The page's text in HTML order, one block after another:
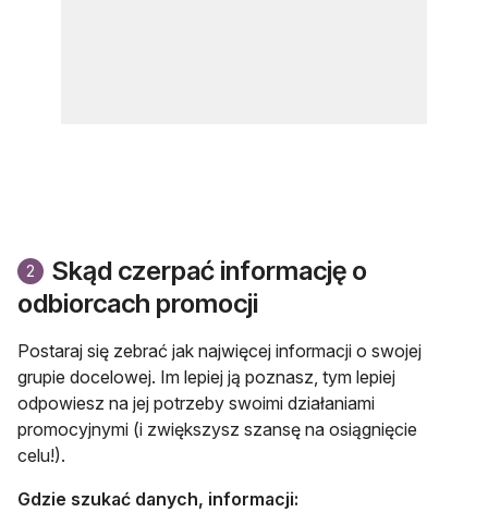
2
Skąd czerpać informację o
odbiorcach promocji
Postaraj się zebrać jak najwięcej informacji o swojej
grupie docelowej. Im lepiej ją poznasz, tym lepiej
odpowiesz na jej potrzeby swoimi działaniami
promocyjnymi (i zwiększysz szansę na osiągnięcie
celu!).
Gdzie szukać danych, informacji: